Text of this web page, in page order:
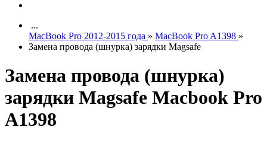
...
MacBook Pro 2012-2015 года » MacBook Pro A1398 »
Замена провода (шнурка) зарядки Magsafe
Замена провода (шнурка)
зарядки Magsafe Macbook Pro
A1398